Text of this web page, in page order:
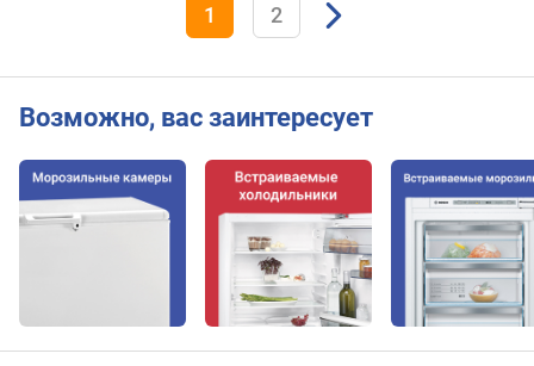
о
у
п
1 2
Возможно, вас заинтересует